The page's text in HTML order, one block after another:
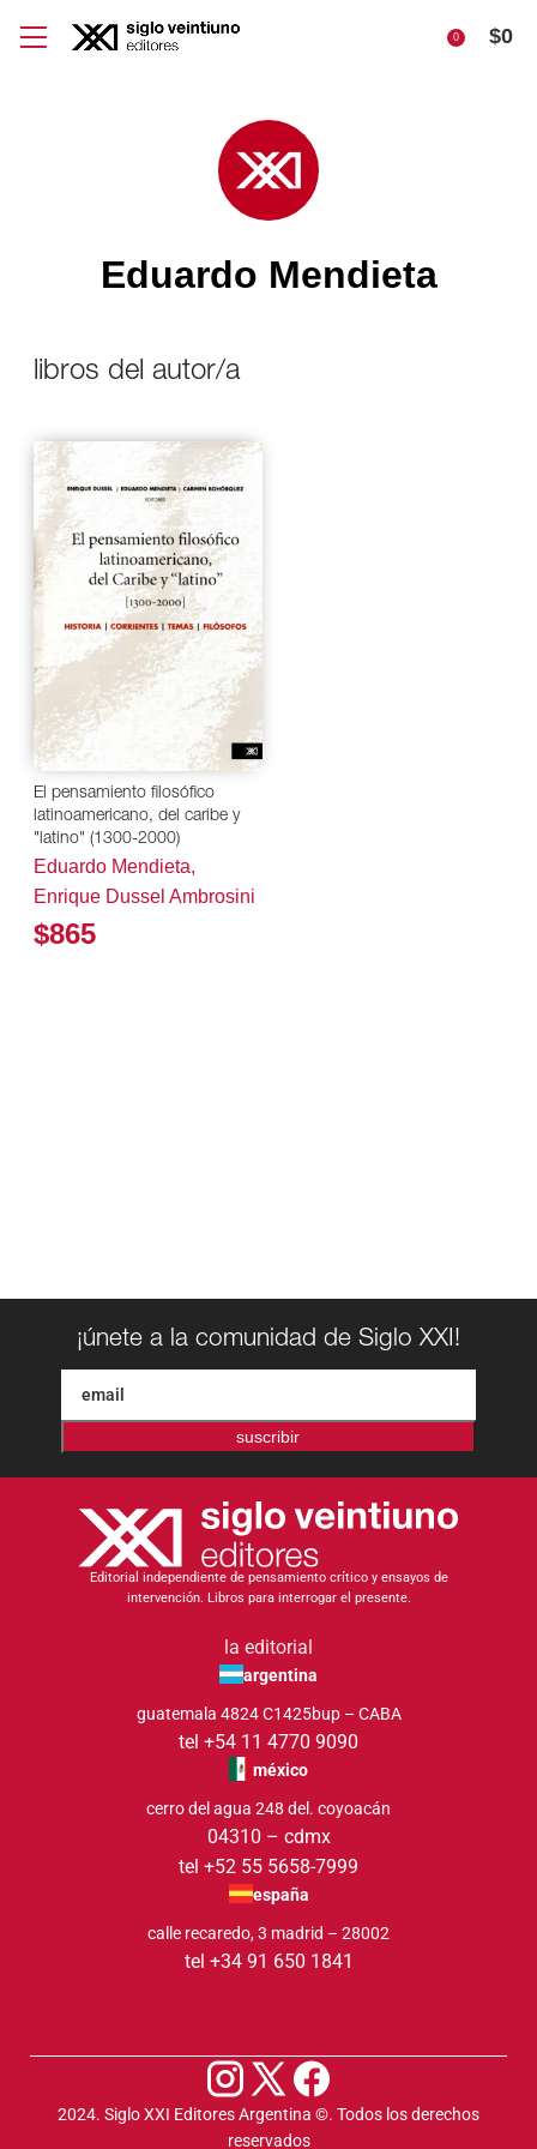
0 $0
Eduardo Mendieta
libros del autor/a
El pensamiento filosófico
latinoamericano, del caribe y
"latino" (1300-2000)
Eduardo Mendieta,
Enrique Dussel Ambrosini
$865
¡únete a la comunidad de Siglo XXI!
suscribir
Editorial independiente de pensamiento crítico y ensayos de
intervención. Libros para interrogar el presente.
la editorial
argentina
guatemala 4824 C1425bup – CABA
tel +54 11 4770 9090
méxico
cerro del agua 248 del. coyoacán
04310 – cdmx
tel +52 55 5658-7999
españa
calle recaredo, 3 madrid – 28002
tel +34 91 650 1841
2024. Siglo XXI Editores Argentina ©️. Todos los derechos
reservados